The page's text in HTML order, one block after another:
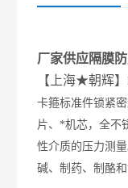
厂家供应隔膜
【上海★朝辉】
卡箍标准件锁紧
片、*机芯，全不
性介质的压力测
碱、制药、制酪